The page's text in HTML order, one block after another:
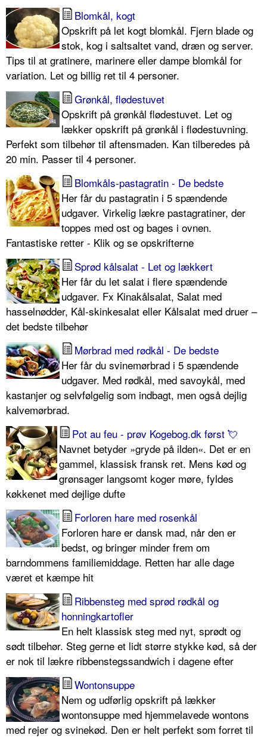
Blomkål, kogt
Opskrift på let kogt blomkål. Fjern blade og
stok, kog i saltsaltet vand, dræn og server.
Tips til at gratinere, marinere eller dampe blomkål for
variation. Let og billig ret til 4 personer.
Grønkål, flødestuvet
Opskrift på grønkål flødestuvet. Let og
lækker opskrift på grønkål i flødestuvning.
Perfekt som tilbehør til aftensmaden. Kan tilberedes på
20 min. Passer til 4 personer.
Blomkåls-pastagratin - De bedste
Her får du pastagratin i 5 spændende
udgaver. Virkelig lækre pastagratiner, der
toppes med ost og bages i ovnen.
Fantastiske retter - Klik og se opskrifterne
Sprød kålsalat - Let og lækkert
Her får du let salat i flere spændende
udgaver. Fx Kinakålsalat, Salat med
hasselnødder, Kål-skinkesalat eller Kålsalat med druer –
det bedste tilbehør
Mørbrad med rødkål - De bedste
Her får du svinemørbrad i 5 spændende
udgaver. Med rødkål, med savoykål, med
kastanjer og selvfølgelig som indbagt, men også dejlig
kalvemørbrad.
Pot au feu - prøv Kogebog.dk først 💘
Navnet betyder »gryde på ilden«. Det er en
gammel, klassisk fransk ret. Mens kød og
grønsager langsomt koger møre, fyldes
køkkenet med dejlige dufte
Forloren hare med rosenkål
Forloren hare er dansk mad, når den er
bedst, og bringer minder frem om
barndommens familiemiddage. Retten har alle dage
været et kæmpe hit
Ribbensteg med sprød rødkål og
honningkartofler
En helt klassisk steg med nyt, sprødt og
sødt tilbehør. Steg gerne et lidt større stykke kød, så der
er nok til lækre ribbenstegssandwich i dagene efter
Wontonsuppe
Nem og udførlig opskrift på lækker
wontonsuppe med hjemmelavede wontons
med rejer og svinekød. Den er helt perfekt som forret til